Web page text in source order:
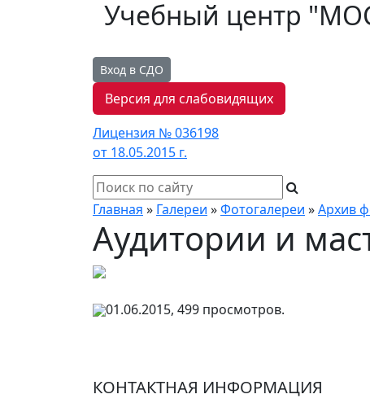
Учебный центр
Вход в СДО
Версия для слабовидящих
Лицензия № 036198
от 18.05.2015 г.
Главная » Галереи »Фотогалереи »Архив
Аудитории и
01.06.2015, 499 просмотров.
КОНТАКТНАЯ ИНФОРМАЦИЯ